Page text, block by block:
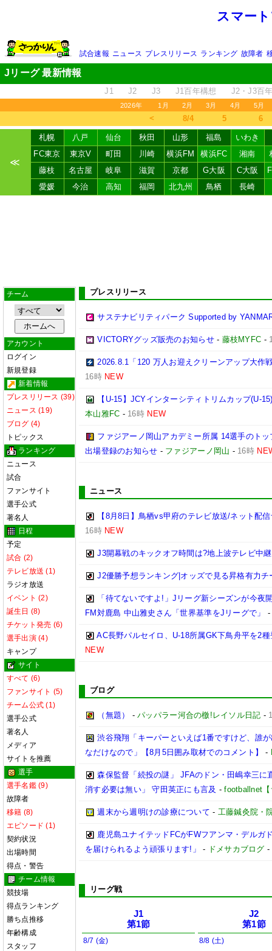
スマー
試合速報 ニュース プレスリリース ランキング 故障者
Jリーグ 最新情報
J1 J2 J3 J1百年構想 J2・J3百
2026年 1月 2月 3月 4月 5月
＜ 8/4 5 6
≪
札幌 八戸 仙台 秋田 山形 福島
いわき
FC東京
東京V 町田 川崎 横浜FM 横浜FC 湘南
藤枝
名古屋 岐阜 滋賀 京都 G大阪 C大阪
愛媛
今治 高知 福岡 北九州 鳥栖 長崎
チーム
アカウント
ログイン
新規登録
新着情報
プレスリリース (39)
ニュース (19)
ブログ (4)
トピックス
ランキング
ニュース
試合
ファンサイト
選手公式
著名人
日程
予定
試合 (2)
テレビ放送 (1)
ラジオ放送
イベント (2)
誕生日 (8)
チケット発売 (6)
選手出演 (4)
キャンプ
サイト
すべて (6)
ファンサイト (5)
チーム公式 (1)
選手公式
著名人
メディア
サイトを推薦
選手
選手名鑑 (9)
故障者
移籍 (8)
エピソード (1)
契約状況
出場時間
得点・警告
チーム情報
競技場
得点ランキング
勝ち点推移
年齢構成
スタッフ
プレスリリース
サステナビリティパーク Supported by
VICTORYグッズ販売のお知らせ- 藤枝MYFC -
2026.8.1「120 万人お迎えクリーンアップ大作
16時 NEW
【U-15】JCYインターシティトリムカップ(U-
本山雅FC - 16時 NEW
ファジアーノ岡山アカデミー所属 14選手のト
出場登録のお知らせ - ファジアーノ岡山 - 16時
ニュース
【8月8日】鳥栖vs甲府のテレビ放送/ネット配
16時 NEW
J3開幕戦のキックオフ時間は?地上波テレビ中
J2優勝予想ランキング|オッズで見る昇格有力チ
「待てないですよ!」Jリーグ新シーズンが今
FM対鹿島 中山雅史さん「世界基準をJリーグで」
AC長野パルセイロ、U-18所属GK下鳥舟平を2種
NEW
ブログ
（無題） -パッパラー河合の檄!レイソル日記 -
渋谷飛翔「キーパーといえば1番ですけど、誰
なだけなので」【8月5日囲み取材でのコメント】
-
森保監督「続投の謎」 JFAのドン・田嶋幸三
消す必要は無い」 守田英正にも言及 -footballnet
週末から週明けの診療について - 工藤鍼灸院・
鹿児島ユナイテッドFCがFWフアンマ・デルガ
を届けられるよう頑張ります!」
- ドメサカブログ -
リーグ戦
J1
第1節
8/7 (金)
J2
第1節
8/8 (土)